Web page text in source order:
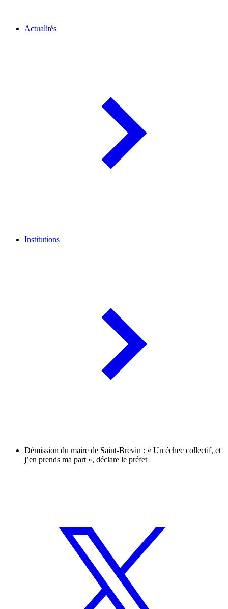
Actualités
Institutions
Démission du maire de Saint-Brevin : « Un échec collectif, et
j’en prends ma part », déclare le préfet